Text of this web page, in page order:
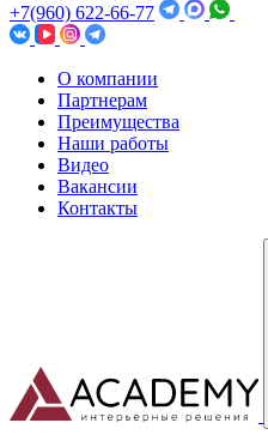
+7(960) 622-66-77
О компании
Партнерам
Преимущества
Наши работы
Видео
Вакансии
Контакты